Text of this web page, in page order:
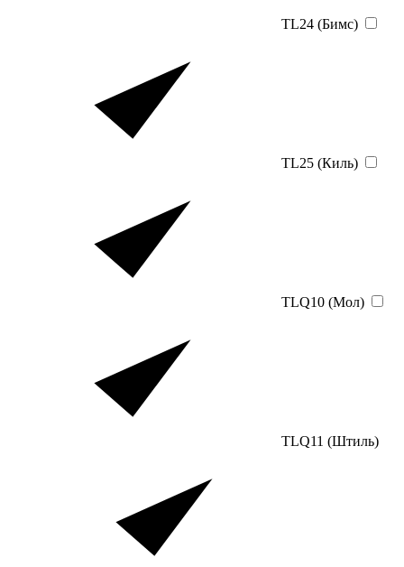
TL24 (Бимс)
TL25 (Киль)
TLQ10 (Мол)
TLQ11 (Штиль)